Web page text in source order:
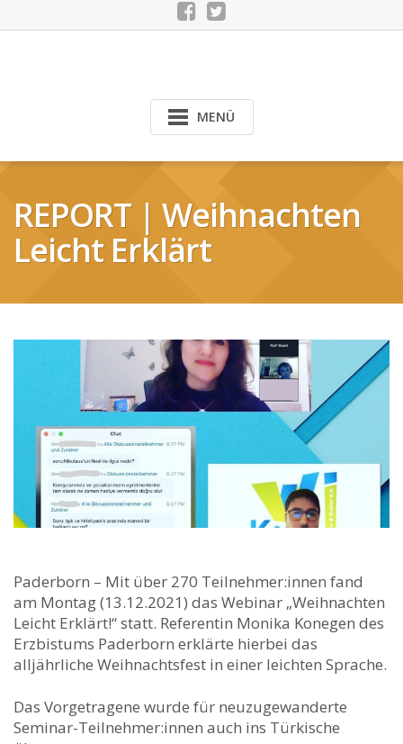
MENÜ
REPORT | Weihnachten
Leicht Erklärt
Paderborn – Mit über 270 Teilnehmer:innen fand
am Montag (13.12.2021) das Webinar „Weihnachten
Leicht Erklärt!“ statt. Referentin Monika Konegen des
Erzbistums Paderborn erklärte hierbei das
alljährliche Weihnachtsfest in einer leichten Sprache.
Das Vorgetragene wurde für neuzugewanderte
Seminar-Teilnehmer:innen auch ins Türkische